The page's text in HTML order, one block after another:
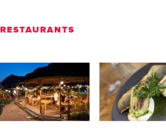
RESTAURANTS